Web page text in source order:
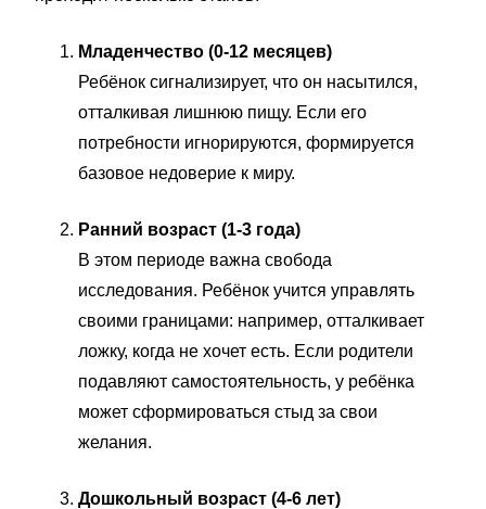
Младенчество (0-12 месяцев)
Ребёнок сигнализирует, что он насытился,
отталкивая лишнюю пищу. Если его
потребности игнорируются, формируется
базовое недоверие к миру.
Ранний возраст (1-3 года)
В этом периоде важна свобода
исследования. Ребёнок учится управлять
своими границами: например, отталкивает
ложку, когда не хочет есть. Если родители
подавляют самостоятельность, у ребёнка
может сформироваться стыд за свои
желания.
Дошкольный возраст (4-6 лет)